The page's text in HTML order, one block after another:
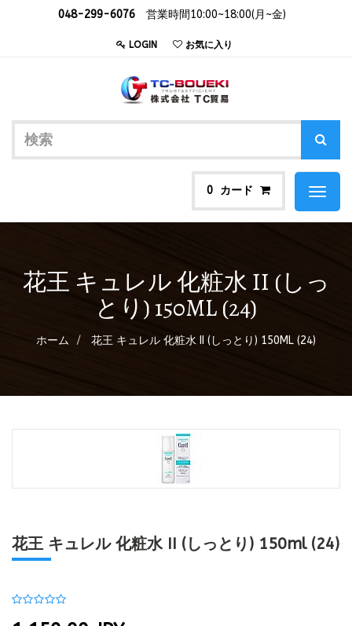
048-299-6076 営業時間10:00~18:00(月~金)
LOGIN お気に入り
0 カード
Toggle
花王 キュレル 化粧水 II (しっ
とり) 150ML (24)
ホーム 花王 キュレル 化粧水 II (しっとり) 150ML (24)
花王 キュレル 化粧水 II (しっとり) 150ml (24)